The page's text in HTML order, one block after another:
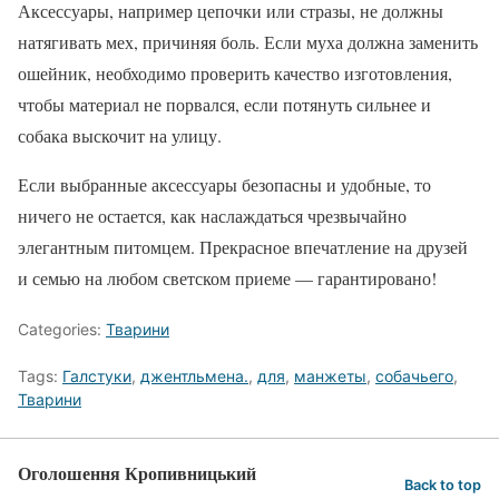
Аксессуары, например цепочки или стразы, не должны
натягивать мех, причиняя боль. Если муха должна заменить
ошейник, необходимо проверить качество изготовления,
чтобы материал не порвался, если потянуть сильнее и
собака выскочит на улицу.
Если выбранные аксессуары безопасны и удобные, то
ничего не остается, как наслаждаться чрезвычайно
элегантным питомцем. Прекрасное впечатление на друзей
и семью на любом светском приеме — гарантировано!
Categories: Тварини
Tags: Галстуки, джентльмена., для, манжеты, собачьего,
Тварини
Оголошення Кропивницький Back to top